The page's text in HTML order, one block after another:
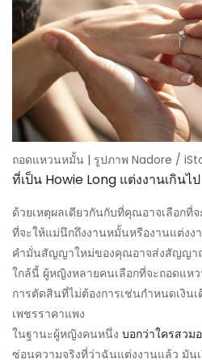
ถอดแหวนหมั้น | รูปภาพ Nadore /
ที่เป็น Howie Long แต่งงานเกินไป
ด้วยเหตุผลเดียวกันกับที่คุณอาจเลือกที่
ที่จะให้แม่นึกถึงงานหมั้นหรืองานแต่ง
คำมั่นสัญญาใหม่ของคุณอาจส่งสัญญา
ใกล้นี้ ผู้หญิงหลายคนเลือกที่จะถอดแห
การตัดสินที่ไม่ต้องการเช่นกำหนดเงิน
เพชรราคาแพง
ในฐานะผู้หญิงคนหนึ่ง บอกว่าใครสวม
ซ่อนความจริงที่ว่าฉันแต่งงานแล้ว มัน